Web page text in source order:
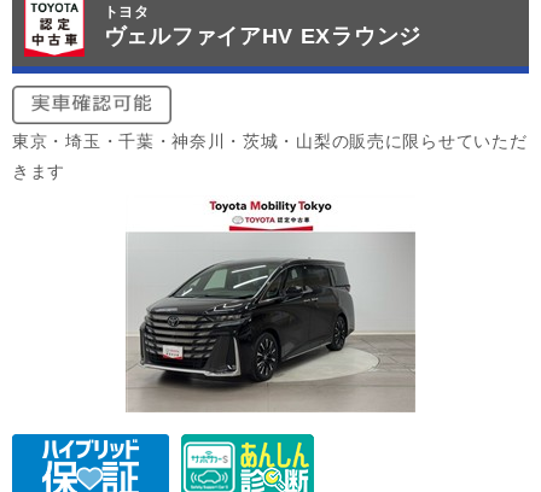
トヨタ
ヴェルファイアHV EXラウンジ
東京・埼玉・千葉・神奈川・茨城・山梨の販売に限らせていただ
きます